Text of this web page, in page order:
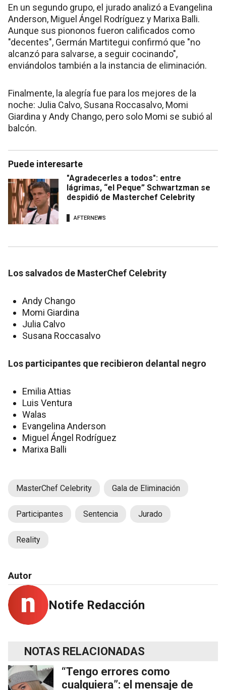
En un segundo grupo, el jurado analizó a Evangelina
Anderson, Miguel Ángel Rodríguez y Marixa Balli.
Aunque sus piononos fueron calificados como
"decentes", Germán Martitegui confirmó que "no
alcanzó para salvarse, a seguir cocinando",
enviándolos también a la instancia de eliminación.
Finalmente, la alegría fue para los mejores de la
noche: Julia Calvo, Susana Roccasalvo, Momi
Giardina y Andy Chango, pero solo Momi se subió al
balcón.
Puede interesarte
"Agradecerles a todos": entre
lágrimas, “el Peque” Schwartzman se
despidió de Masterchef Celebrity
AFTERNEWS
Los salvados de MasterChef Celebrity
Andy Chango
Momi Giardina
Julia Calvo
Susana Roccasalvo
Los participantes que recibieron delantal negro
Emilia Attias
Luis Ventura
Walas
Evangelina Anderson
Miguel Ángel Rodríguez
Marixa Balli
MasterChef Celebrity Gala de Eliminación
Participantes Sentencia Jurado
Reality
Autor
Notife Redacción
NOTAS RELACIONADAS
“Tengo errores como
cualquiera”: el mensaje de